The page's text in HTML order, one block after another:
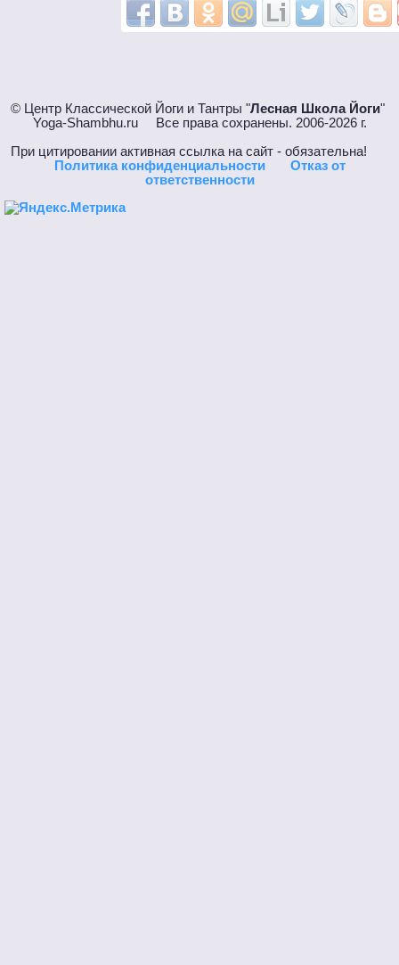
© Центр Классической Йоги и Тантры "Лесная Школа Йоги"
Yoga-Shambhu.ru Все права сохранены. 2006-2026 г.
При цитировании активная ссылка на сайт - обязательна!
Политика конфиденциальности
Отказ от
ответственности